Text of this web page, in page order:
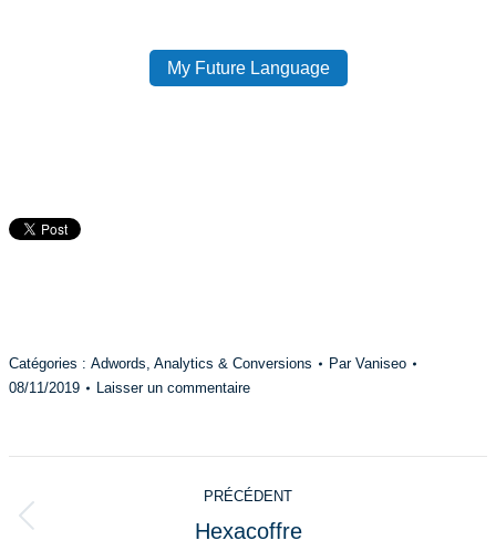
My Future Language
Catégories : Adwords Analytics & Conversions Par Vaniseo
08/11/2019
Laisser un commentaire
de
PRÉCÉDENT
Onglet
Hexacoffre